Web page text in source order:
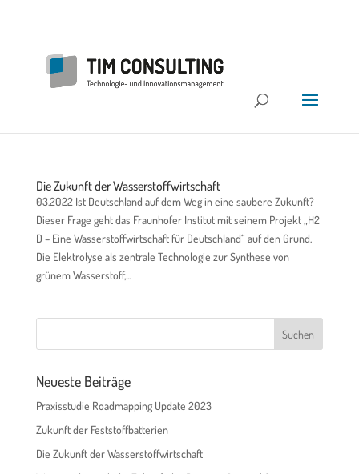
Die Zukunft der Wasserstoffwirtschaft
03.2022 Ist Deutschland auf dem Weg in eine saubere Zukunft?
Dieser Frage geht das Fraunhofer Institut mit seinem Projekt „H2
D – Eine Wasserstoffwirtschaft für Deutschland“ auf den Grund.
Die Elektrolyse als zentrale Technologie zur Synthese von
grünem Wasserstoff,...
Neueste Beiträge
Praxisstudie Roadmapping Update 2023
Zukunft der Feststoffbatterien
Die Zukunft der Wasserstoffwirtschaft